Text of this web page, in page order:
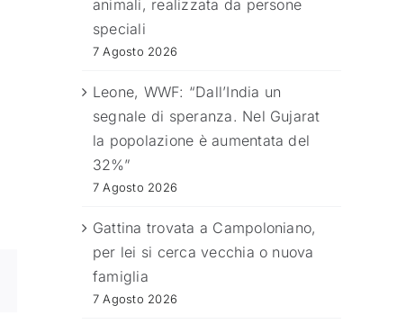
animali, realizzata da persone
speciali
7 Agosto 2026
Leone, WWF: “Dall’India un
segnale di speranza. Nel Gujarat
la popolazione è aumentata del
32%”
7 Agosto 2026
Gattina trovata a Campoloniano,
per lei si cerca vecchia o nuova
famiglia
7 Agosto 2026